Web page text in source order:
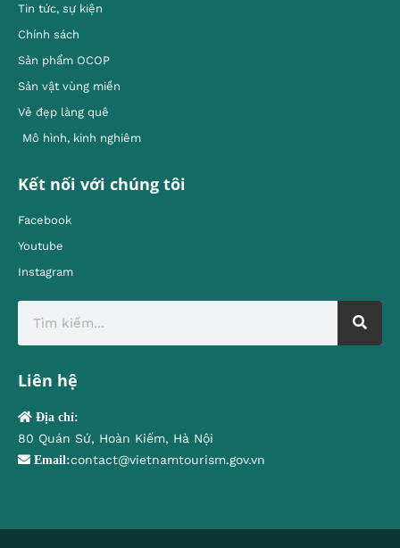
Tin tức, sự kiện
Chính sách
Sản phẩm OCOP
Sản vật vùng miền
Vẻ đẹp làng quê
Mô hình, kinh nghiêm
Kết nối với chúng tôi
Facebook
Youtube
Instagram
Liên hệ
Địa chỉ:
80 Quán Sứ, Hoàn Kiếm, Hà Nội
Email:contact@vietnamtourism.gov.vn